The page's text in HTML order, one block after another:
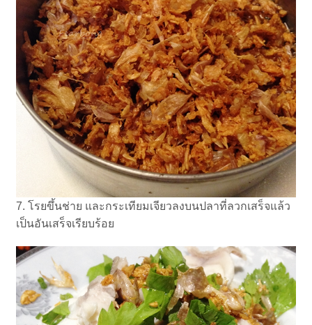
7. โรยขึ้นช่าย และกระเทียมเจียวลงบนปลาที่ลวกเสร็จแล้ว
เป็นอันเสร็จเรียบร้อย